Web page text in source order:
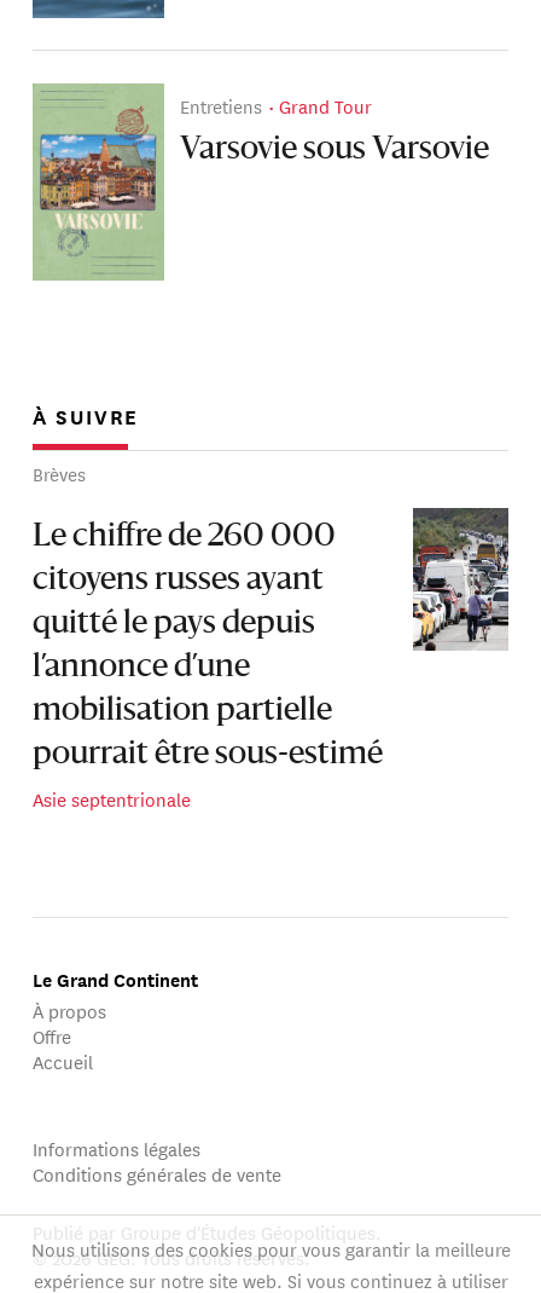
Entretiens Grand Tour
Varsovie sous Varsovie
À SUIVRE
Brèves
Le chiffre de 260 000
citoyens russes ayant
quitté le pays depuis
l’annonce d’une
mobilisation partielle
pourrait être sous-estimé
Asie septentrionale
Le Grand Continent
À propos
Offre
Accueil
Informations légales
Conditions générales de vente
Publié par Groupe d'Études Géopolitiques.
© 2026 GEG. Tous droits réservés.
Nous utilisons des cookies pour vous garantir la meilleure
expérience sur notre site web. Si vous continuez à utiliser